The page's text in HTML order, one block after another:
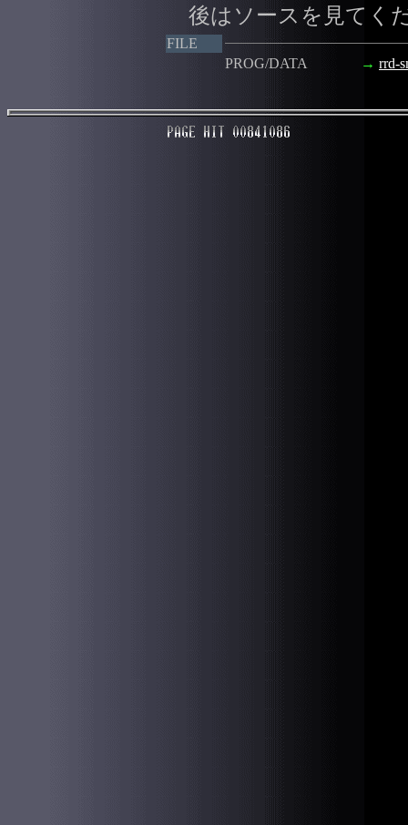
後はソースを見てく
FILE
PROG/DATA
→ rrd-